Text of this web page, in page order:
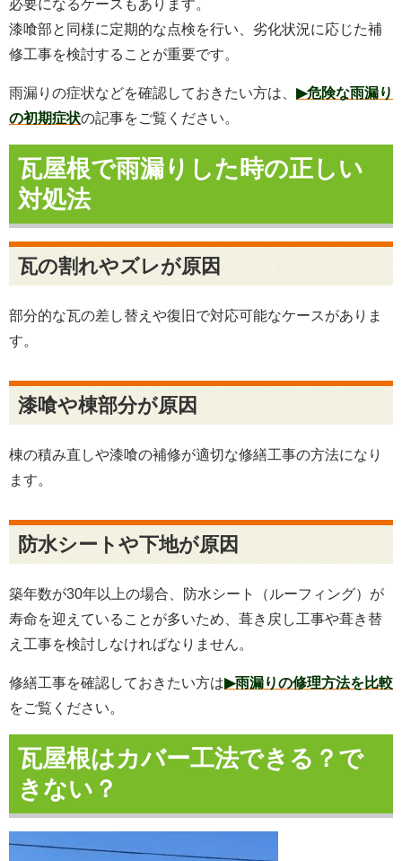
必要になるケースもあります。
漆喰部と同様に定期的な点検を行い、劣化状況に応じた補
修工事を検討することが重要です。
雨漏りの症状などを確認しておきたい方は、 ▶危険な雨漏り
の初期症状の記事をご覧ください。
瓦屋根で雨漏りした時の正しい
対処法
瓦の割れやズレが原因
部分的な瓦の差し替えや復旧で対応可能なケースがありま
す。
漆喰や棟部分が原因
棟の積み直しや漆喰の補修が適切な修繕工事の方法になり
ます。
防水シートや下地が原因
築年数が30年以上の場合、防水シート（ルーフィング）が
寿命を迎えていることが多いため、葺き戻し工事や葺き替
え工事を検討しなければなりません。
修繕工事を確認しておきたい方は▶雨漏りの修理方法を比較
をご覧ください。
瓦屋根はカバー工法できる？で
きない？